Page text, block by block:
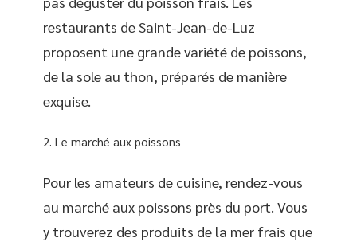
restaurants de Saint-Jean-de-Luz
proposent une grande variété de poissons,
de la sole au thon, préparés de manière
exquise.
Le marché aux poissons
Pour les amateurs de cuisine, rendez-vous
au marché aux poissons près du port. Vous
y trouverez des produits de la mer frais que